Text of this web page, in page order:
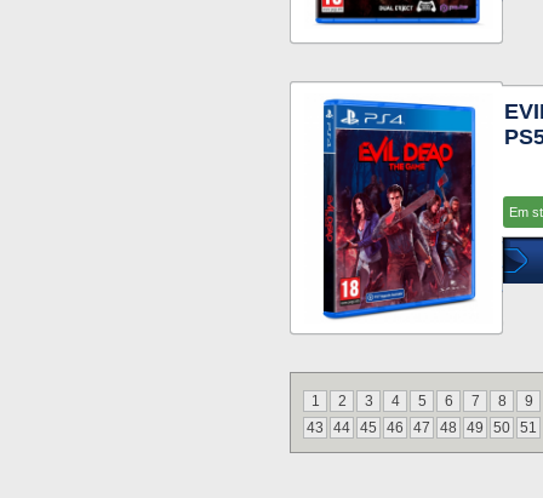
Em
1 2 3 4 5 6 7 8
9
43
44 45 46 47 48 49 50 51